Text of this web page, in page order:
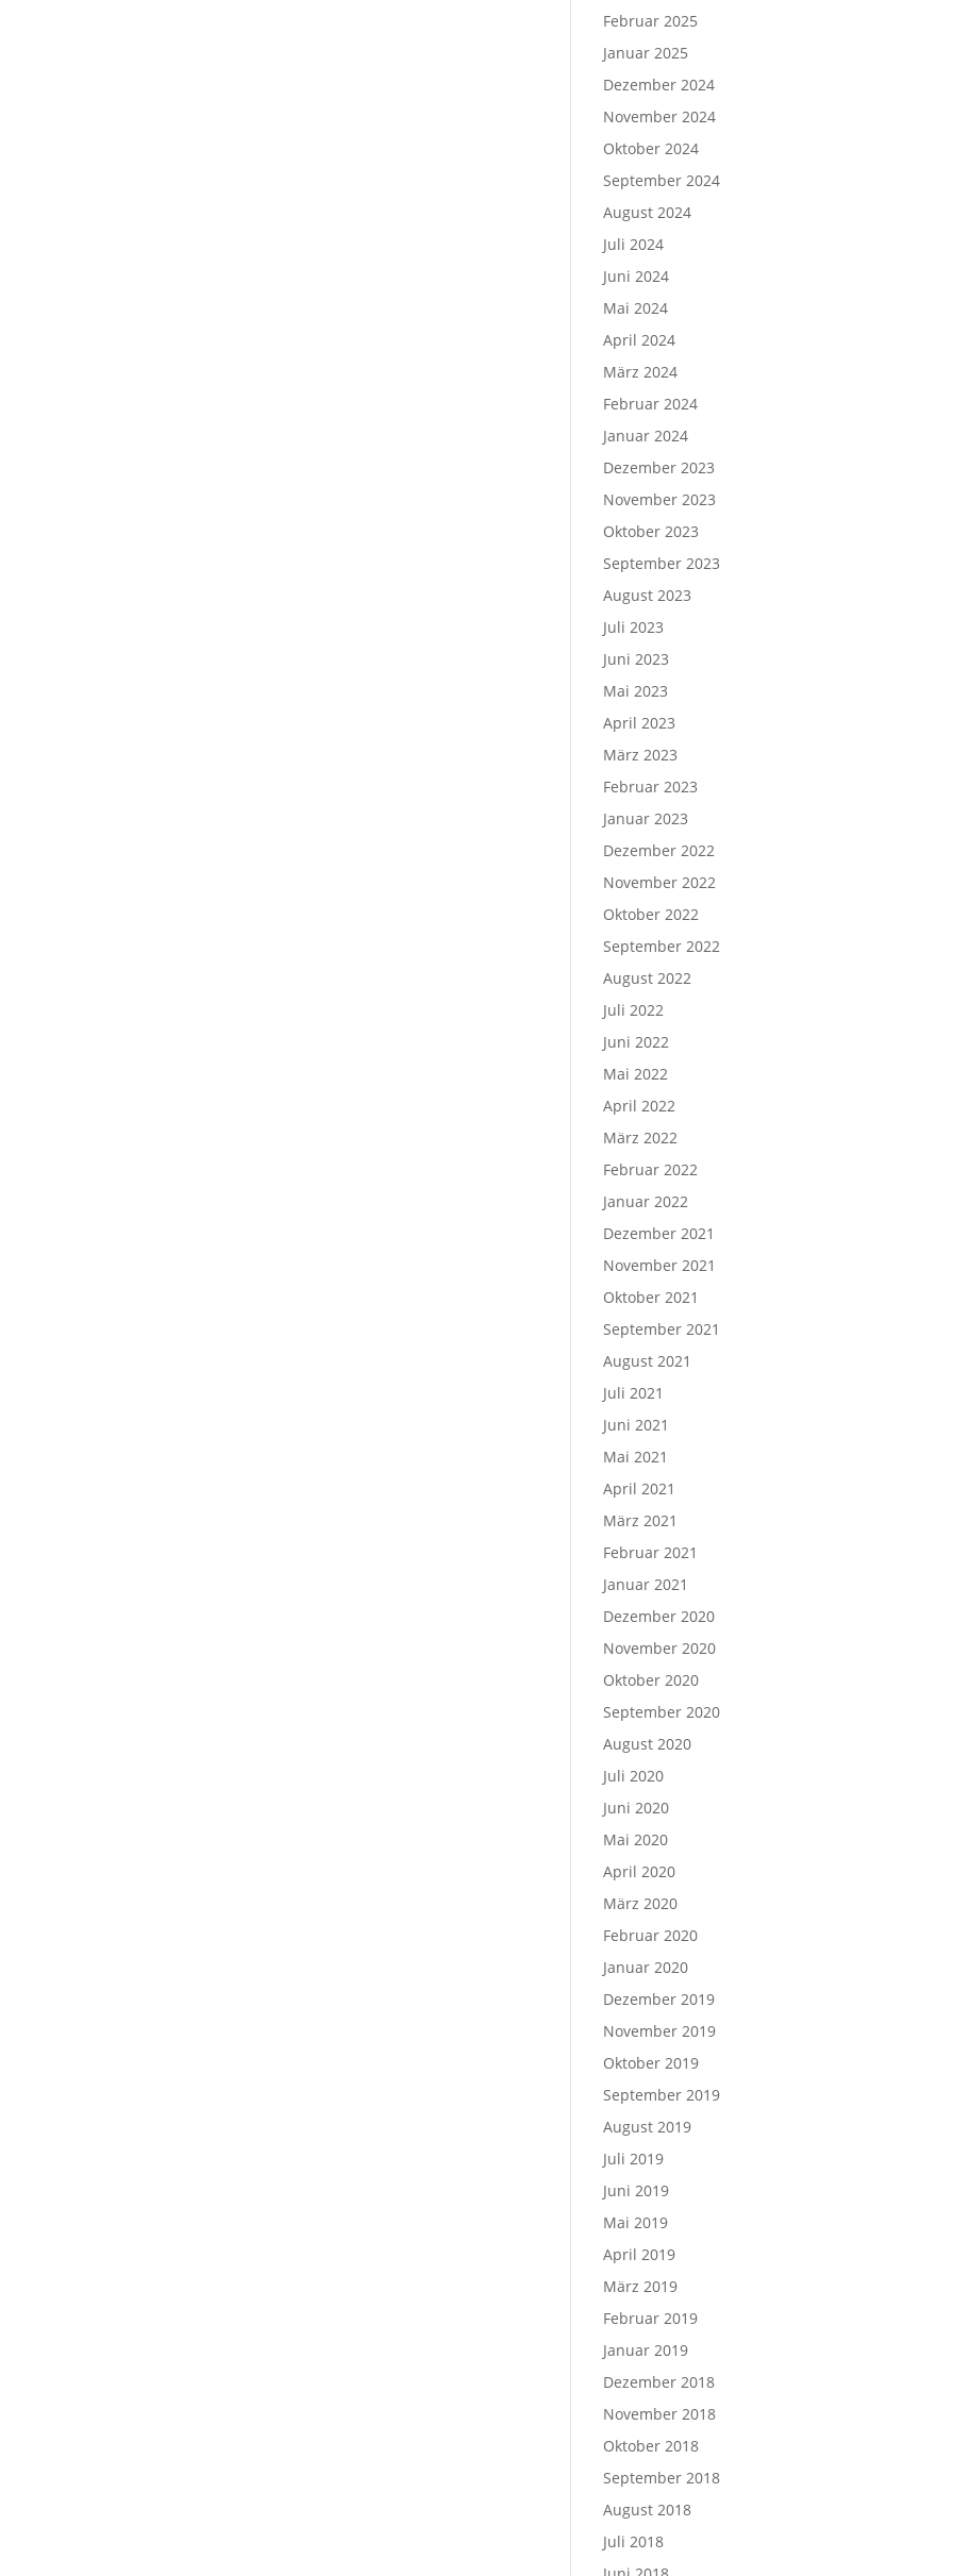
Februar 2025
Januar 2025
Dezember 2024
November 2024
Oktober 2024
September 2024
August 2024
Juli 2024
Juni 2024
Mai 2024
April 2024
März 2024
Februar 2024
Januar 2024
Dezember 2023
November 2023
Oktober 2023
September 2023
August 2023
Juli 2023
Juni 2023
Mai 2023
April 2023
März 2023
Februar 2023
Januar 2023
Dezember 2022
November 2022
Oktober 2022
September 2022
August 2022
Juli 2022
Juni 2022
Mai 2022
April 2022
März 2022
Februar 2022
Januar 2022
Dezember 2021
November 2021
Oktober 2021
September 2021
August 2021
Juli 2021
Juni 2021
Mai 2021
April 2021
März 2021
Februar 2021
Januar 2021
Dezember 2020
November 2020
Oktober 2020
September 2020
August 2020
Juli 2020
Juni 2020
Mai 2020
April 2020
März 2020
Februar 2020
Januar 2020
Dezember 2019
November 2019
Oktober 2019
September 2019
August 2019
Juli 2019
Juni 2019
Mai 2019
April 2019
März 2019
Februar 2019
Januar 2019
Dezember 2018
November 2018
Oktober 2018
September 2018
August 2018
Juli 2018